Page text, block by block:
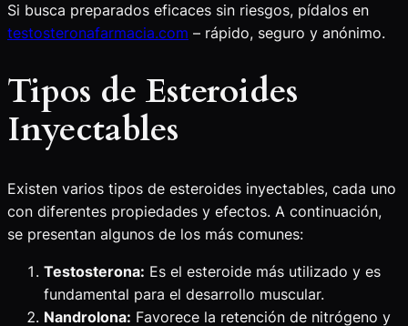
Si busca preparados eficaces sin riesgos, pídalos en
testosteronafarmacia.com – rápido, seguro y anónimo.
Tipos de Esteroides
Inyectables
Existen varios tipos de esteroides inyectables, cada uno
con diferentes propiedades y efectos. A continuación,
se presentan algunos de los más comunes:
Testosterona: Es el esteroide más utilizado y es
fundamental para el desarrollo muscular.
Nandrolona: Favorece la retención de nitrógeno y